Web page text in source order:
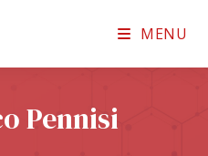
MENU
Pennisi